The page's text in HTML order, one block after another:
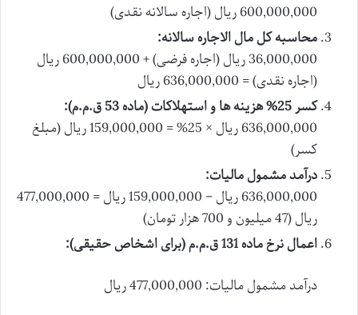
600,000,000 ریال (اجاره سالانه نقدی)
محاسبه کل مال الاجاره سالانه:
36,000,000 ریال (اجاره فرضی) + 600,000,000 ریال
(اجاره نقدی) = 636,000,000 ریال
کسر 25% هزینه ها و استهلاکات (ماده 53 ق.م.م):
636,000,000 ریال × 25% = 159,000,000 ریال (مبلغ
کسر)
درآمد مشمول مالیات:
636,000,000 ریال – 159,000,000 ریال = 477,000,000
ریال (47 میلیون و 700 هزار تومان)
اعمال نرخ ماده 131 ق.م.م (برای اشخاص حقیقی):
درآمد مشمول مالیات: 477,000,000 ریال